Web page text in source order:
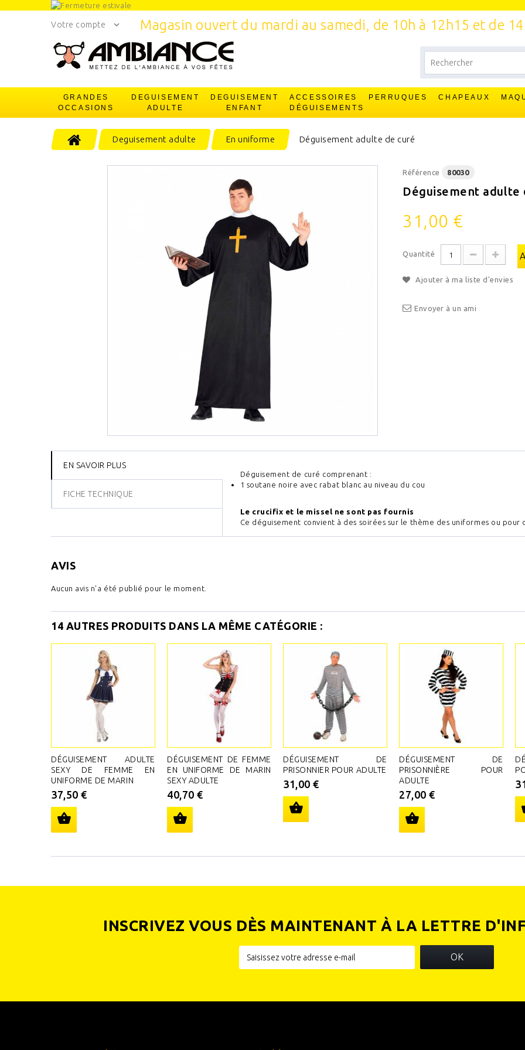
Votre compte Magasin ouvert du mardi au samedi, de 10h à 12h15 et de
GRANDES
OCCASIONS
DEGUISEMENT
ADULTE
DEGUISEMENT
ENFANT
ACCESSOIRES
DÉGUISEMENTS
PERRUQUES CHAPEAUX
Deguisement adulte En uniforme Déguisement adulte de curé
Référence 80030
Déguisement adulte
31,00 €
Quantité
Ajouter à ma liste d'envies
Envoyer à un ami
EN SAVOIR PLUS
FICHE TECHNIQUE
Déguisement de curé comprenant :
1 soutane noire avec rabat blanc au niveau du cou
Le crucifix et le missel ne sont pas fournis
Ce déguisement convient à des soirées sur le thème des uniformes ou pour
AVIS
Aucun avis n'a été publié pour le moment.
14 AUTRES PRODUITS DANS LA MÊME CATÉGORIE :
DÉGUISEMENT ADULTE
SEXY DE FEMME EN
UNIFORME DE MARIN
37,50 €
DÉGUISEMENT DE FEMME
EN UNIFORME DE MARIN
SEXY ADULTE
40,70 €
DÉGUISEMENT DE
PRISONNIER POUR ADULTE
31,00 €
DÉGUISEMENT DE
PRISONNIÈRE POUR
ADULTE
27,00 €
INSCRIVEZ VOUS DÈS MAINTENANT À LA LETTRE
OK